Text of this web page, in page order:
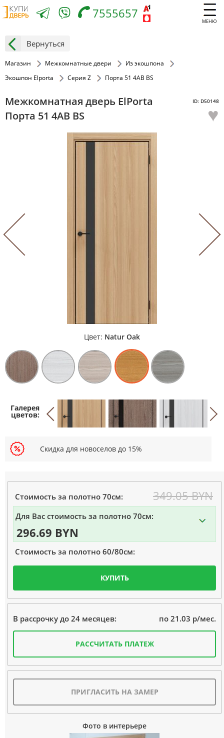
МЕНЮ
7555657
Вернуться
Магазин Межкомнатные двери
Из экошпона
Экошпон Elporta
Серия Z Порта 51 4AB BS
Межкомнатная дверь ElPorta
Порта 51 4AB BS
ID: D50148
♥
Цвет: Natur Oak
Скидка для новоселов до 15%
Стоимость за полотно 70см: 349.05 BYN
Для Вас стоимость за полотно 70см:
296.69 BYN
Стоимость за полотно 60/80см:
КУПИТЬ
В рассрочку до 24 месяцев: по 21.03 р/мес.
РАССЧИТАТЬ ПЛАТЕЖ
ПРИГЛАСИТЬ НА ЗАМЕР
Фото в интерьере